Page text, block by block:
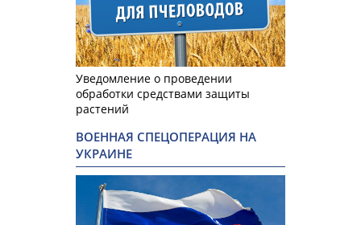
Уведомление о проведении
обработки средствами защиты
растений
ВОЕННАЯ СПЕЦОПЕРАЦИЯ НА
УКРАИНЕ